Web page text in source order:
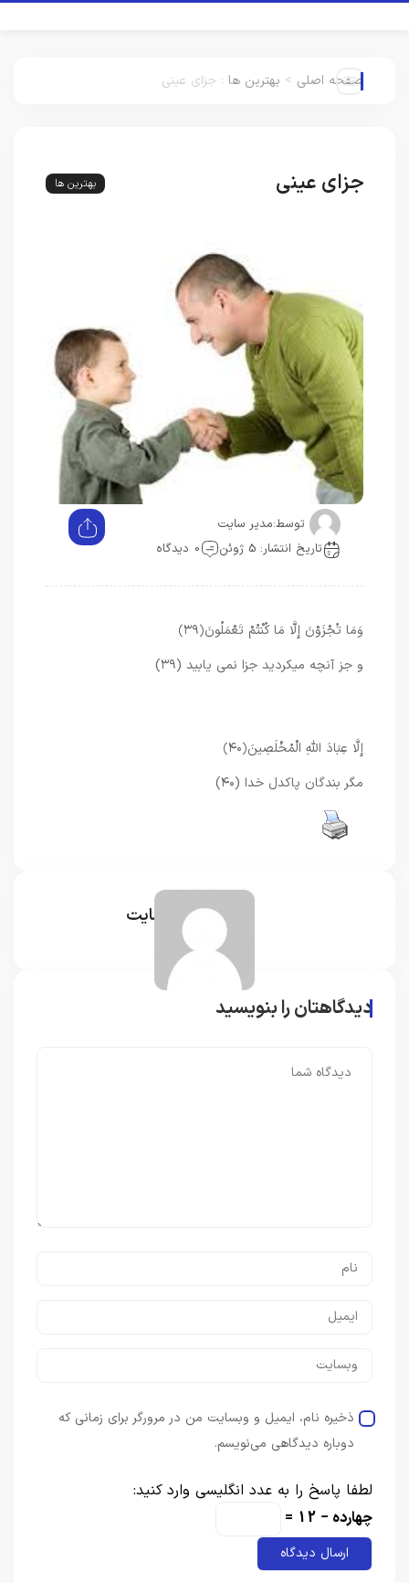
صفحه اصلی > بهترین ها : جزای عینی
جزای عینی بهترین ها
توسط:مدیر سایت
تاریخ انتشار: 5 ژوئن
0 دیدگاه
وَمَا تُجْزَوْنَ إِلَّا مَا كُنْتُمْ تَعْمَلُونَ﴿۳۹﴾
و جز آنچه میکرديد جزا نمى‏ يابيد (۳۹)
إِلَّا عِبَادَ اللَّهِ الْمُخْلَصِينَ﴿۴۰﴾
مگر بندگان پاكدل خدا (۴۰)
مدیر سایت
دیدگاهتان را بنویسید
ذخیره نام، ایمیل و وبسایت من در مرورگر برای زمانی که
دوباره دیدگاهی می‌نویسم.
لطفا پاسخ را به عدد انگلیسی وارد کنید:
چهارده − 12 =